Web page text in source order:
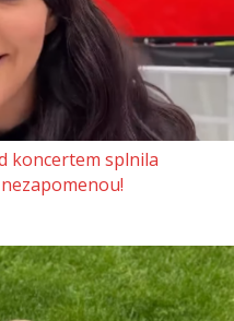
koncertem splnila